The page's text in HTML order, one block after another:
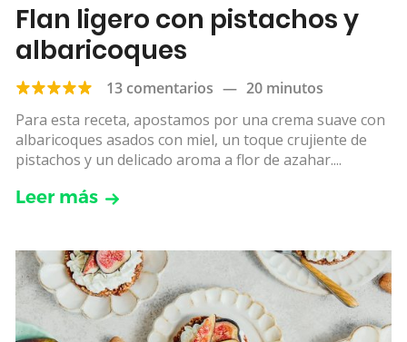
Flan ligero con pistachos y
albaricoques
13 comentarios — 20 minutos
Para esta receta, apostamos por una crema suave con
albaricoques asados con miel, un toque crujiente de
pistachos y un delicado aroma a flor de azahar....
Leer más